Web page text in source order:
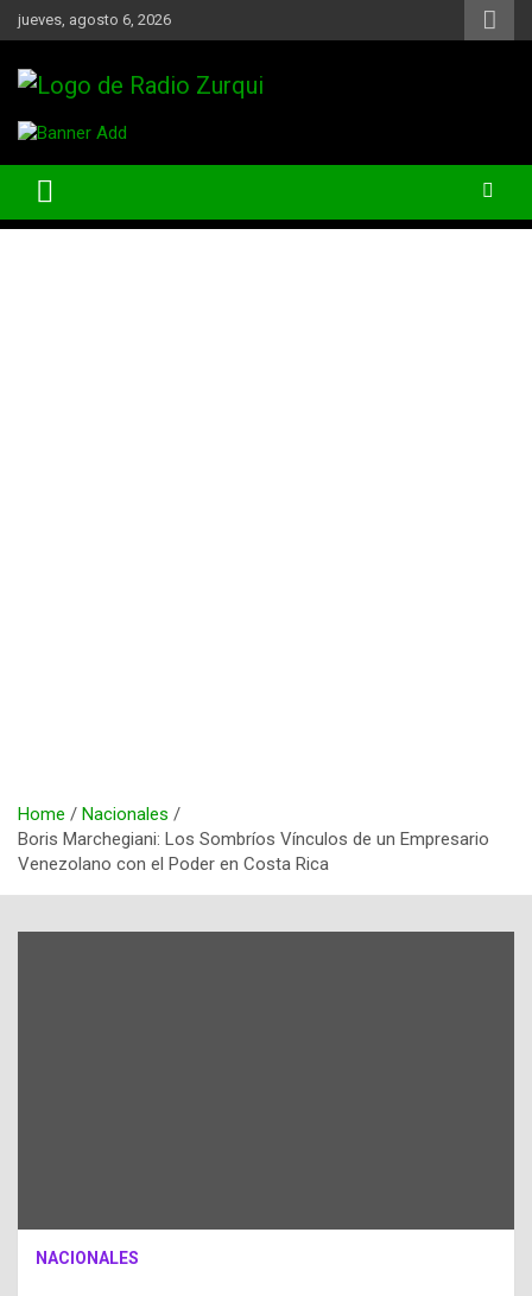
Skip
to
jueves, agosto 6, 2026
Radio Zurqui
Home
Nacionales
Boris Marchegiani: Los Sombríos Vínculos de un Empresario
Venezolano con el Poder en Costa Rica
NACIONALES